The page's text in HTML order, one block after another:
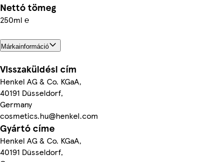
Nettó tömeg
250ml ℮
Márkainformáció
Visszaküldési cím
Henkel AG & Co. KGaA,
40191 Düsseldorf,
Germany
cosmetics.hu@henkel.com
Gyártó címe
Henkel AG & Co. KGaA,
40191 Düsseldorf,